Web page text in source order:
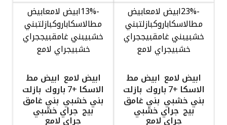
-23% ابيض لامعابيض
مطالاسكاباروكبازلتبني
خشبيبني غامقبيججراي
خشبيجراي لامع
ابيض لامع ابيض مط
الاسكا +7 باروك بازلت
بني خشبي بني غامق
بيج جراي خشبي
جراي لامع
-13% ابيض لامعابيض
مطالاسكاباروكبازلتبني
خشبيبني غامقبيججراي
خشبيجراي لامع
ابيض لامع ابيض مط
الاسكا +7 باروك بازلت
بني خشبي بني غامق
بيج جراي خشبي
جراي لامع